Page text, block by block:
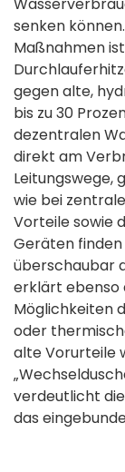
senken
Maßnahmen
gegen alte,
bis zu 30
dezentralen
direkt am
Leitungswege,
wie bei
Vorteile sowie
Geräten
überschaubar
erklärt ebenso
Möglichkeiten
oder
alte Vorurteile
verdeutlicht
das